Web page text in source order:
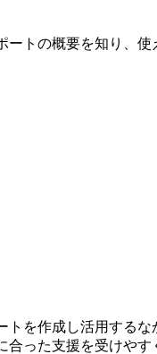
トの概要を知り、
を作成し活用する
った支援を受けやす